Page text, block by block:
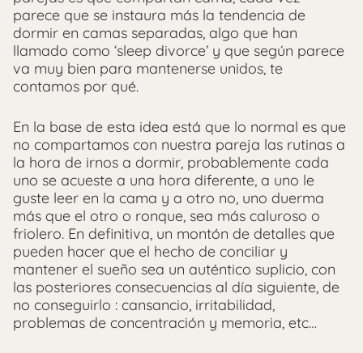
parece que se instaura más la tendencia de
dormir en camas separadas, algo que han
llamado como ‘sleep divorce’ y que según parece
va muy bien para mantenerse unidos, te
contamos por qué.
En la base de esta idea está que lo normal es que
no compartamos con nuestra pareja las rutinas a
la hora de irnos a dormir, probablemente cada
uno se acueste a una hora diferente, a uno le
guste leer en la cama y a otro no, uno duerma
más que el otro o ronque, sea más caluroso o
friolero. En definitiva, un montón de detalles que
pueden hacer que el hecho de conciliar y
mantener el sueño sea un auténtico suplicio, con
las posteriores consecuencias al día siguiente, de
no conseguirlo : cansancio, irritabilidad,
problemas de concentración y memoria, etc…